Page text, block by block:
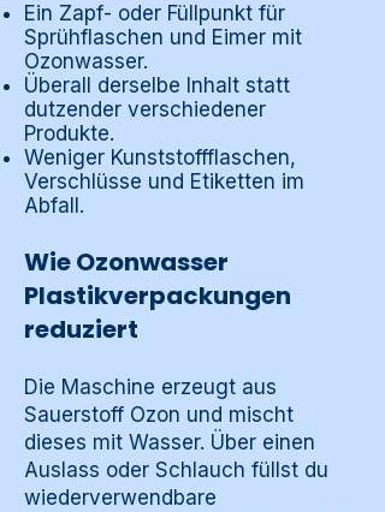
Ein Zapf- oder Füllpunkt für
Sprühflaschen und Eimer mit
Ozonwasser.
Überall derselbe Inhalt statt
dutzender verschiedener
Produkte.
Weniger Kunststoffflaschen,
Verschlüsse und Etiketten im
Abfall.
Wie Ozonwasser
Plastikverpackungen
reduziert
Die Maschine erzeugt aus
Sauerstoff Ozon und mischt
dieses mit Wasser. Über einen
Auslass oder Schlauch füllst du
wiederverwendbare